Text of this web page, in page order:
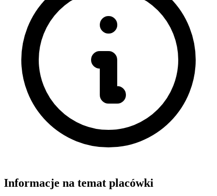
Informacje na temat placówki